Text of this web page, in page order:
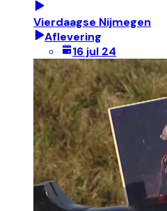
Vierdaagse Nijmegen
Aflevering
16 jul 24